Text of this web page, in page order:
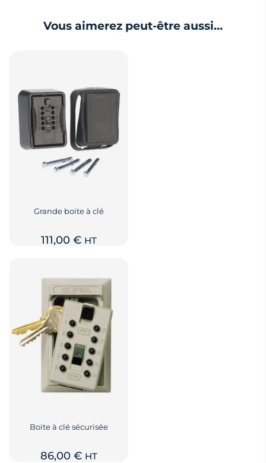
Vous aimerez peut-être aussi…
Grande boite à clé
111,00 € HT
Boite à clé sécurisée
86,00 € HT